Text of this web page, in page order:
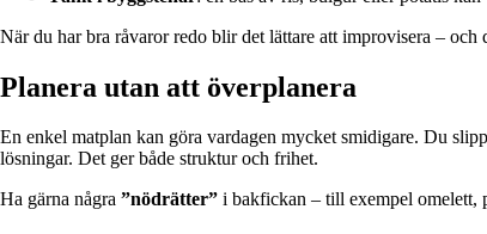
När du har bra råvaror redo blir det lättare att improvisera – och
Planera utan att överplanera
En enkel matplan kan göra vardagen mycket smidigare. Du
lösningar. Det ger både struktur och frihet.
Ha gärna några ”nödrätter” i bakfickan – till exempel omelett,